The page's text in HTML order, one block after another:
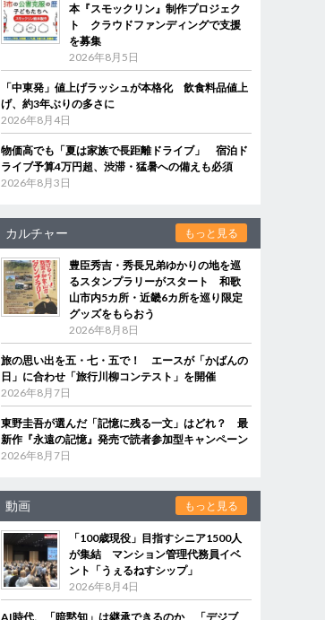
本『スモックリン』制作プロジェク
ト クラウドファンディングで支援
を募集
2026年8月5日
「中東発」値上げラッシュが本格化 飲食料品値上
げ、約3年ぶりの多さに
2026年8月4日
物価高でも「夏は家族で長距離ドライブ」 宿泊ド
ライブ予算4万円超、渋滞・猛暑への備えも必須
2026年8月3日
カルチャー もっと見る
豊臣秀吉・秀長兄弟ゆかりの地を巡
るスタンプラリーがスタート 和歌
山市内5カ所・近畿6カ所を巡り限定
グッズをもらおう
2026年8月8日
旅の思い出を五・七・五で！ エースが「かばんの
日」に合わせ「旅行川柳コンテスト」を開催
2026年8月7日
東野圭吾が選んだ「記憶に残る一文」はどれ？ 最
新作『永遠の記憶』発売で読者参加型キャンペーン
2026年8月7日
動画 もっと見る
「100歳現役」目指すシニア1500人
が集結 マンション管理代務員イベ
ント「うぇるねすシップ」
2026年8月4日
AI時代、「暗黙知」は継承できるのか 「デジブ